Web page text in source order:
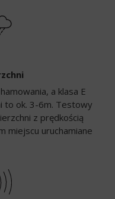
a klasa E
to ok. 3-6m. Testowy
z prędkością
miejscu uruchamiane